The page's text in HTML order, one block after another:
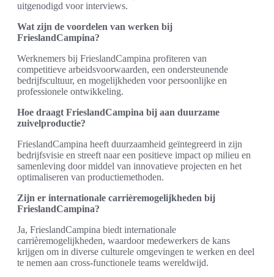
uitgenodigd voor interviews.
Wat zijn de voordelen van werken bij
FrieslandCampina?
Werknemers bij FrieslandCampina profiteren van
competitieve arbeidsvoorwaarden, een ondersteunende
bedrijfscultuur, en mogelijkheden voor persoonlijke en
professionele ontwikkeling.
Hoe draagt FrieslandCampina bij aan duurzame
zuivelproductie?
FrieslandCampina heeft duurzaamheid geïntegreerd in zijn
bedrijfsvisie en streeft naar een positieve impact op milieu en
samenleving door middel van innovatieve projecten en het
optimaliseren van productiemethoden.
Zijn er internationale carrièremogelijkheden bij
FrieslandCampina?
Ja, FrieslandCampina biedt internationale
carrièremogelijkheden, waardoor medewerkers de kans
krijgen om in diverse culturele omgevingen te werken en deel
te nemen aan cross-functionele teams wereldwijd.